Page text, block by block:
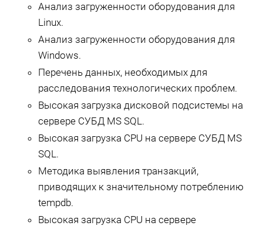
Анализ загруженности оборудования для
Linux.
Анализ загруженности оборудования для
Windows.
Перечень данных, необходимых для
расследования технологических проблем.
Высокая загрузка дисковой подсистемы на
сервере СУБД MS SQL.
Высокая загрузка CPU на сервере СУБД MS
SQL.
Методика выявления транзакций,
приводящих к значительному потреблению
tempdb.
Высокая загрузка CPU на сервере